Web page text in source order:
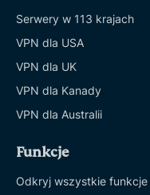
Serwery w 113 krajach
VPN dla USA
VPN dla UK
VPN dla Kanady
VPN dla Australii
Funkcje
Odkryj wszystkie funkcje